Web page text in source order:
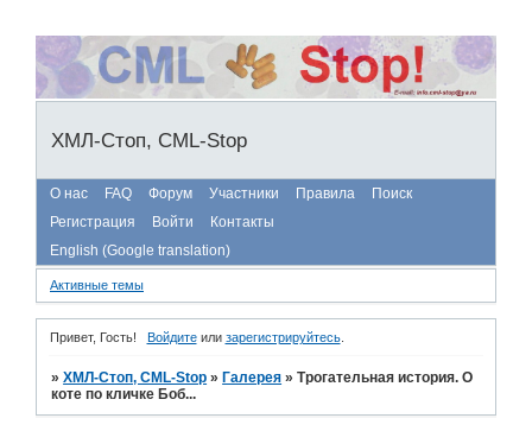
ХМЛ-Стоп, CML-Stop
О нас FAQ Форум Участники Правила
Поиск
Регистрация
Войти
Контакты
English (Google translation)
Активные темы
Привет, Гость! Войдитеили зарегистрируйтесь.
»ХМЛ-Стоп, CML-Stop » Галерея »Трогательная история. О
коте по кличке Боб...